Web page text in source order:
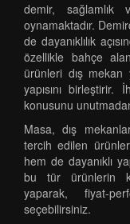
demir, sağlamlık
oynamaktadır.
de dayanıklılık
özellikle bahçe
ürünleri dış mekan
yapısını birleştirir.
konusunu
Masa, dış
tercih edilen
hem de dayanıklı
bu tür ürünlerin
yaparak, fiyat-
seçebilirsiniz.